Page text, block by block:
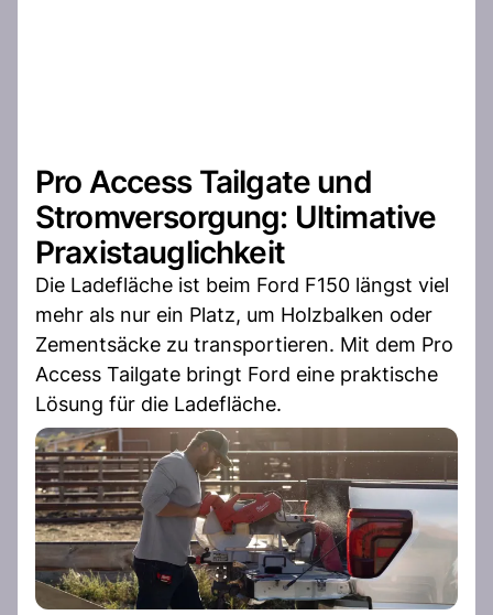
Pro Access Tailgate und
Stromversorgung: Ultimative
Praxistauglichkeit
Die Ladefläche ist beim Ford F150 längst viel
mehr als nur ein Platz, um Holzbalken oder
Zementsäcke zu transportieren. Mit dem Pro
Access Tailgate bringt Ford eine praktische
Lösung für die Ladefläche.